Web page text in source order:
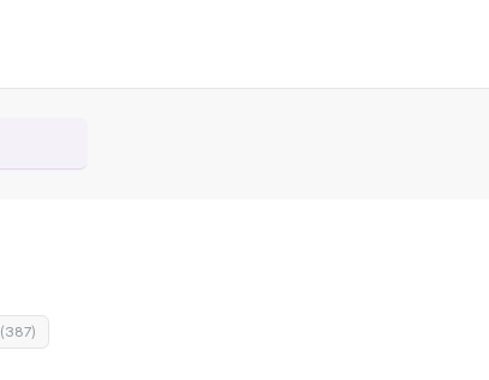
(387)